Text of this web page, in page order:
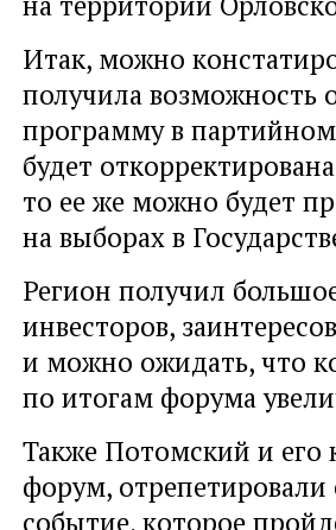
Итак, можно
получила возможность
программу в
будет
то ее же можно будет
на выборах в
Регион получил
инвесторов,
и можно ожидать, что
по итогам форума
Также Потомский и его
форум,
событие, которое